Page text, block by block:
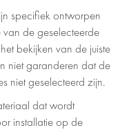
specifiek ontworpen
van de geselecteerde
bekijken van de juiste
niet garanderen dat de
niet geselecteerd zijn.
dat wordt
installatie op de